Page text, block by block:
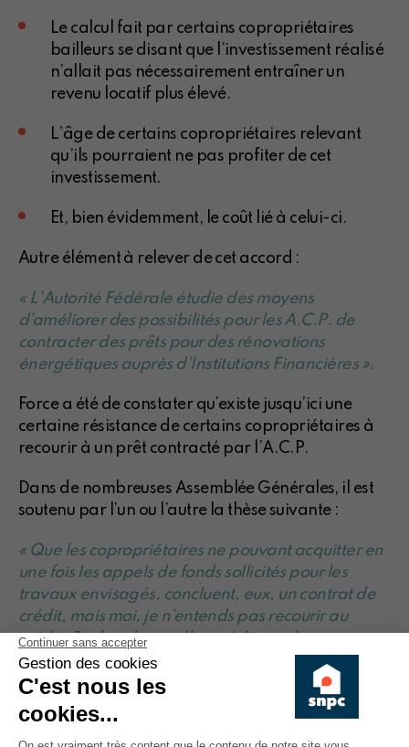
Le calcul fait par certains copropriétaires
bailleurs se disant que l’investissement réalisé
n’allait pas nécessairement entraîner un
revenu locatif plus élevé.
L’âge de certains copropriétaires relevant
qu’ils pourraient ne pas profiter de cet
investissement.
Et, bien évidemment, le coût lié à celui-ci.
Autre élément à relever de cet accord :
« L’Autorité Fédérale étudie des moyens
d’améliorer des possibilités pour les A.C.P. de
contracter des prêts pour des rénovations
énergétiques auprès d’Institutions Financières ».
Force a été de constater qu’existe jusqu’ici une
certaine résistance de certains copropriétaires à
recourir à un prêt contracté par l’A.C.P.
Dans de nombreuses Assemblée Générales, il est
soutenu par l’un ou l’autre la thèse suivante :
« Que les copropriétaires ne pouvant acquitter en
une fois les appels de fonds sollicités pour les
travaux envisagés, concluent, eux, un contrat de
crédit, mais moi, je n’entends pas recourir au
crédit. Si, dans le cas d’un crédit conclu par
l’A.C.P., certains copropriétaires ne remboursent
pas mensuellement, la part qu’ils doivent
acquitter en fonction de leurs quotités, que va-t-il
se passer ? ».